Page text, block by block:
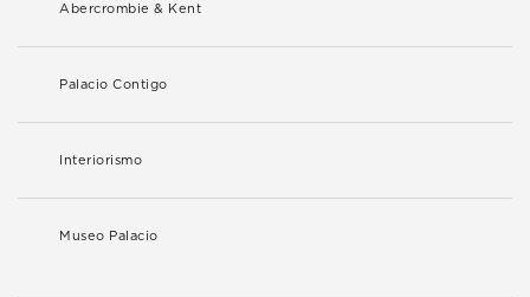
Abercrombie & Kent
Palacio Contigo
Interiorismo
Museo Palacio